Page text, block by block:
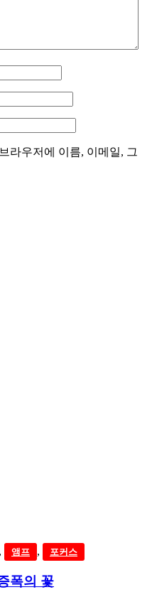
라우저에 이름, 이메일, 그
, 앰프 , 포커스
폭의 꽃